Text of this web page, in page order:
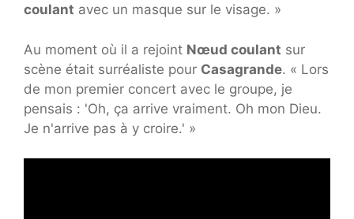
coulant avec un masque sur le visage. »
Au moment où il a rejoint Nœud coulant sur
scène était surréaliste pour Casagrande. « Lors
de mon premier concert avec le groupe, je
pensais : 'Oh, ça arrive vraiment. Oh mon Dieu.
Je n'arrive pas à y croire.' »